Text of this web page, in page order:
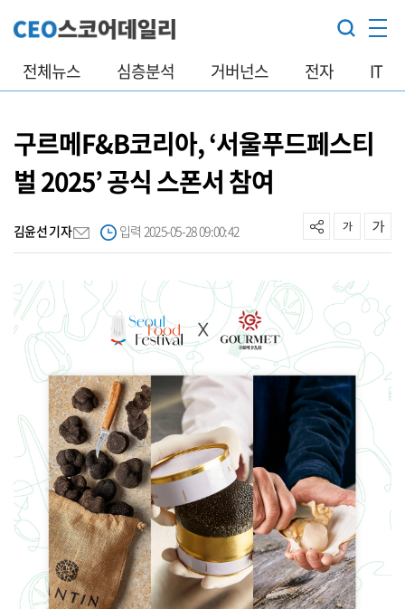
전체뉴스 심층분석 거버넌스 전자 IT
구르메F&B코리아, ‘서울푸드페스티
벌 2025’ 공식 스폰서 참여
김윤선 기자 입력 2025-05-28 09:00:42